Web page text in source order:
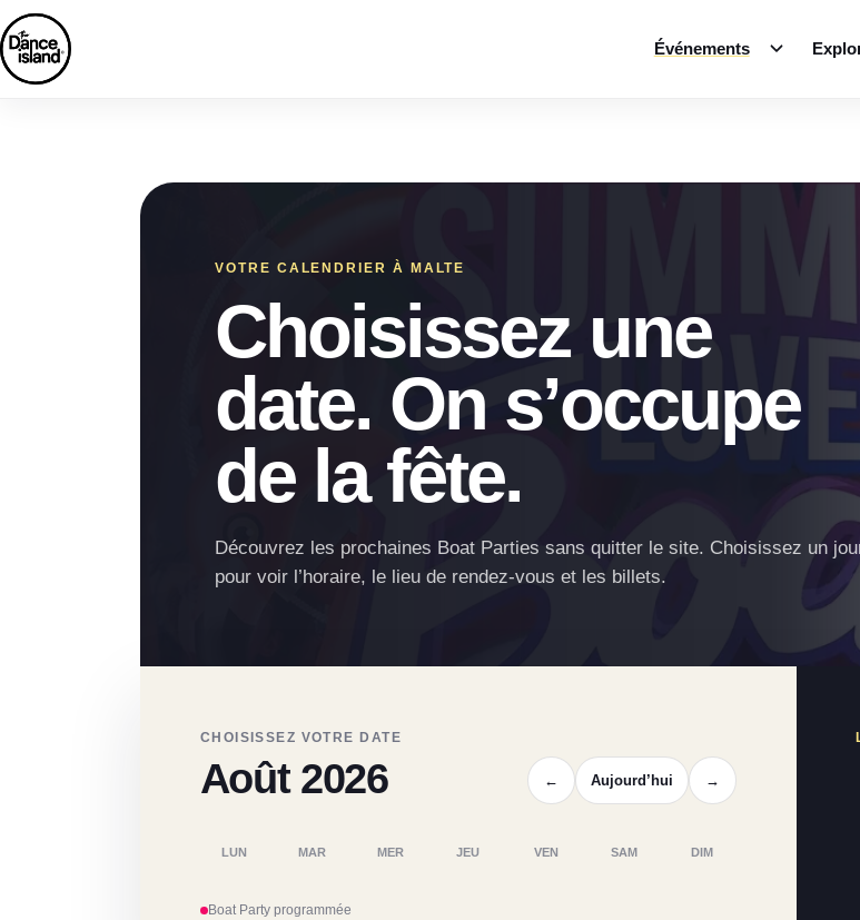
Événements
VOTRE CALENDRIER À MALTE
Choisissez une
date. On s’occupe
de la fête.
Découvrez les prochaines Boat Parties sans quitter le site. Choisissez un
pour voir l’horaire, le lieu de rendez-vous et les billets.
CHOISISSEZ VOTRE DATE
Août 2026 ← Aujourd’hui →
LUN MAR MER JEU VEN SAM DIM
Boat Party programmée